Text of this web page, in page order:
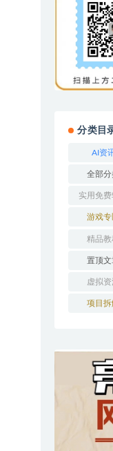
分类目
AI资
全部分
实用免
游戏专
精品教
置顶文
虚拟资
项目拆